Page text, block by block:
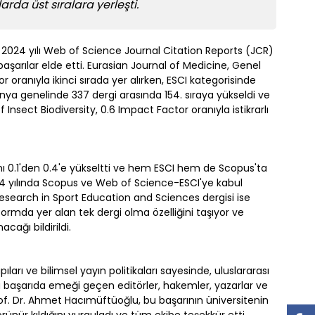
üst sıralara yerleşti.
yılı Web of Science Journal Citation Reports (JCR)
elde etti. Eurasian Journal of Medicine, Genel
oranıyla ikinci sırada yer alırken, ESCI kategorisinde
genelinde 337 dergi arasında 154. sıraya yükseldi ve
Insect Biodiversity, 0.6 Impact Factor oranıyla istikrarlı
0.1'den 0.4'e yükseltti ve hem ESCI hem de Scopus'ta
Scopus ve Web of Science-ESCI'ye kabul
in Sport Education and Sciences dergisi ise
yer alan tek dergi olma özelliğini taşıyor ve
bildirildi.
ve bilimsel yayın politikaları sayesinde, uluslararası
başarıda emeği geçen editörler, hakemler, yazarlar ve
Dr. Ahmet Hacımüftüoğlu, bu başarının üniversitenin